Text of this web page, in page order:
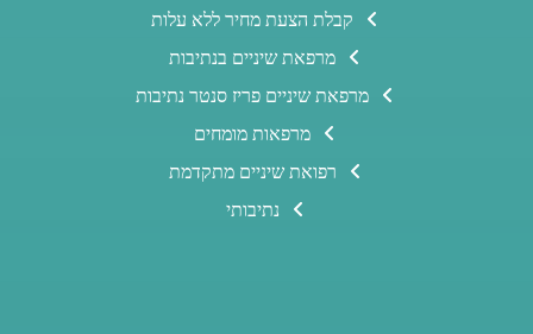
קבלת הצעת מחיר ללא עלות
מרפאת שיניים בנתיבות
מרפאת שיניים פריז סנטר נתיבות
מרפאות מומחים
רפואת שיניים מתקדמת
נתיבותי